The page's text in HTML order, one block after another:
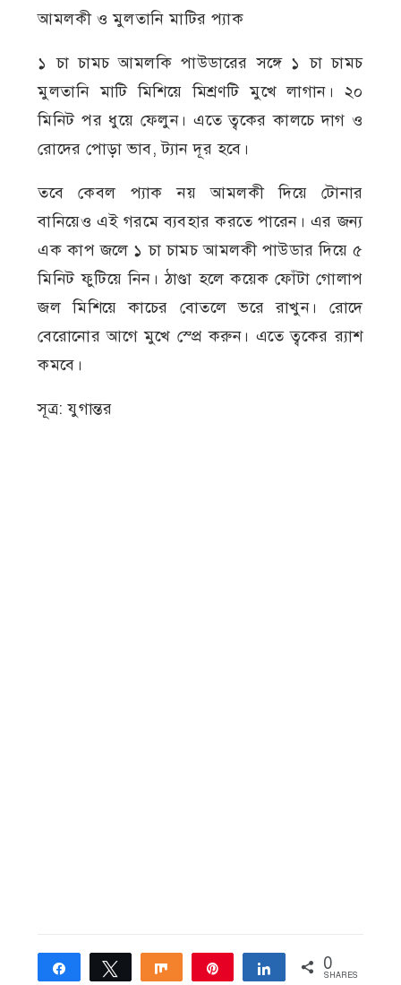
আমলকী ও মুলতানি মাটির প্যাক
১ চা চামচ আমলকি পাউডারের সঙ্গে ১ চা চামচ
মুলতানি মাটি মিশিয়ে মিশ্রণটি মুখে লাগান। ২০
মিনিট পর ধুয়ে ফেলুন। এতে ত্বকের কালচে দাগ ও
রোদের পোড়া ভাব, ট্যান দূর হবে।
তবে কেবল প্যাক নয় আমলকী দিয়ে টোনার
বানিয়েও এই গরমে ব্যবহার করতে পারেন। এর জন্য
এক কাপ জলে ১ চা চামচ আমলকী পাউডার দিয়ে ৫
মিনিট ফুটিয়ে নিন। ঠাণ্ডা হলে কয়েক ফোঁটা গোলাপ
জল মিশিয়ে কাচের বোতলে ভরে রাখুন। রোদে
বেরোনোর আগে মুখে স্প্রে করুন। এতে ত্বকের র‌্যাশ
কমবে।
সূত্র: যুগান্তর
Share Tweet Share Share 0
SHARES